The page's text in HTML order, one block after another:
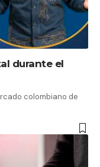
durante el
colombiano de